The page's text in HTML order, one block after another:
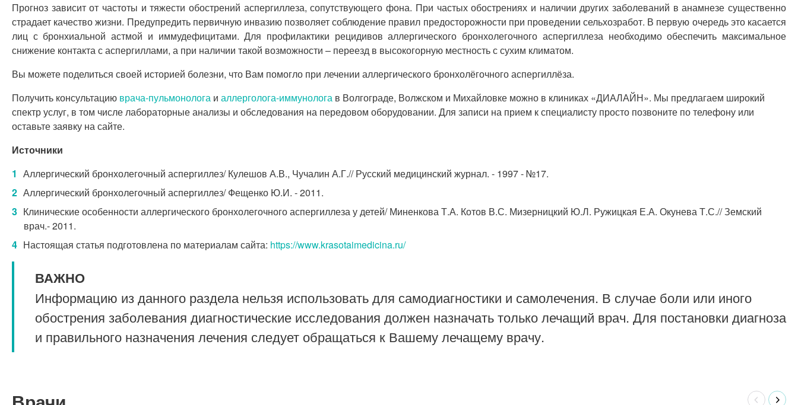
Прогноз зависит от частоты и тяжести обострений аспергиллеза, сопутствующего фона. При частых обострениях и наличии других заболеваний в анамнезе существенно
страдает качество жизни. Предупредить первичную инвазию позволяет соблюдение правил предосторожности при проведении сельхозработ. В первую очередь это касается
лиц с бронхиальной астмой и иммудефицитами. Для профилактики рецидивов аллергического бронхолегочного аспергиллеза необходимо обеспечить максимальное
снижение контакта с аспергиллами, а при наличии такой возможности – переезд в высокогорную местность с сухим климатом.
Вы можете поделиться своей историей болезни, что Вам помогло при лечении аллергического бронхолёгочного аспергиллёза.
Получить консультацию врача-пульмонолога и аллерголога-иммунолога в Волгограде, Волжском и Михайловке можно в клиниках «ДИАЛАЙН». Мы предлагаем широкий
спектр услуг, в том числе лабораторные анализы и обследования на передовом оборудовании. Для записи на прием к специалисту просто позвоните по телефону или
оставьте заявку на сайте.
Источники
Аллергический бронхолегочный аспергиллез/ Кулешов А.В., Чучалин А.Г.// Русский медицинский журнал. - 1997 - №17.
Аллергический бронхолегочный аспергиллез/ Фещенко Ю.И. - 2011.
Клинические особенности аллергического бронхолегочного аспергиллеза у детей/ Миненкова Т.А. Котов В.С. Мизерницкий Ю.Л. Ружицкая Е.А. Окунева Т.С.// Земский
врач.- 2011.
Настоящая статья подготовлена по материалам сайта: https://www.krasotaimedicina.ru/
ВАЖНО
Информацию из данного раздела нельзя использовать для самодиагностики и самолечения. В случае боли или иного
обострения заболевания диагностические исследования должен назначать только лечащий врач. Для постановки диагноза
и правильного назначения лечения следует обращаться к Вашему лечащему врачу.